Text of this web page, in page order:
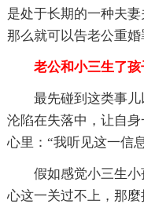
是处于长期的一种夫
那么就可以告老公重婚
老公和小三生了孩
最先碰到这类事
沦陷在失落中，让自
心里：“我听见这一信
假如感觉小三生
心这一关过不上，那